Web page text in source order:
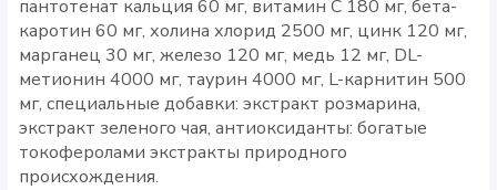
пантотенат кальция 60 мг, витамин С 180 мг, бета-
каротин 60 мг, холина хлорид 2500 мг, цинк 120 мг,
марганец 30 мг, железо 120 мг, медь 12 мг, DL-
метионин 4000 мг, таурин 4000 мг, L-карнитин 500
мг, специальные добавки: экстракт розмарина,
экстракт зеленого чая, антиоксиданты: богатые
токоферолами экстракты природного
происхождения.